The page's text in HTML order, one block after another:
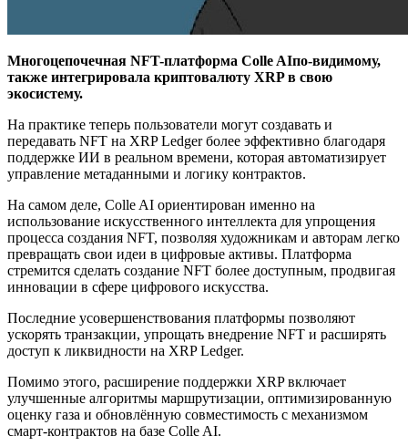
Многоцепочечная NFT-платформа Colle AIпо-видимому,
также интегрировала криптовалюту XRP в свою
экосистему.
На практике теперь пользователи могут создавать и
передавать NFT на XRP Ledger более эффективно благодаря
поддержке ИИ в реальном времени, которая автоматизирует
управление метаданными и логику контрактов.
На самом деле, Colle AI ориентирован именно на
использование искусственного интеллекта для упрощения
процесса создания NFT, позволяя художникам и авторам легко
превращать свои идеи в цифровые активы. Платформа
стремится сделать создание NFT более доступным, продвигая
инновации в сфере цифрового искусства.
Последние усовершенствования платформы позволяют
ускорять транзакции, упрощать внедрение NFT и расширять
доступ к ликвидности на XRP Ledger.
Помимо этого, расширение поддержки XRP включает
улучшенные алгоритмы маршрутизации, оптимизированную
оценку газа и обновлённую совместимость с механизмом
смарт-контрактов на базе Colle AI.